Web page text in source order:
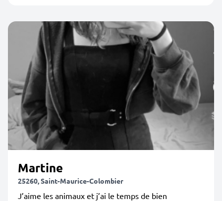
Martine
25260, Saint-Maurice-Colombier
J’aime les animaux et j’ai le temps de bien